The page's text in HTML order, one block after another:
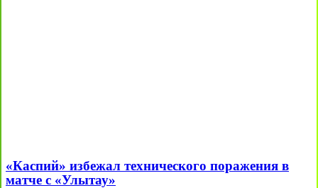
«Каспий» избежал технического поражения в
матче с «Улытау»